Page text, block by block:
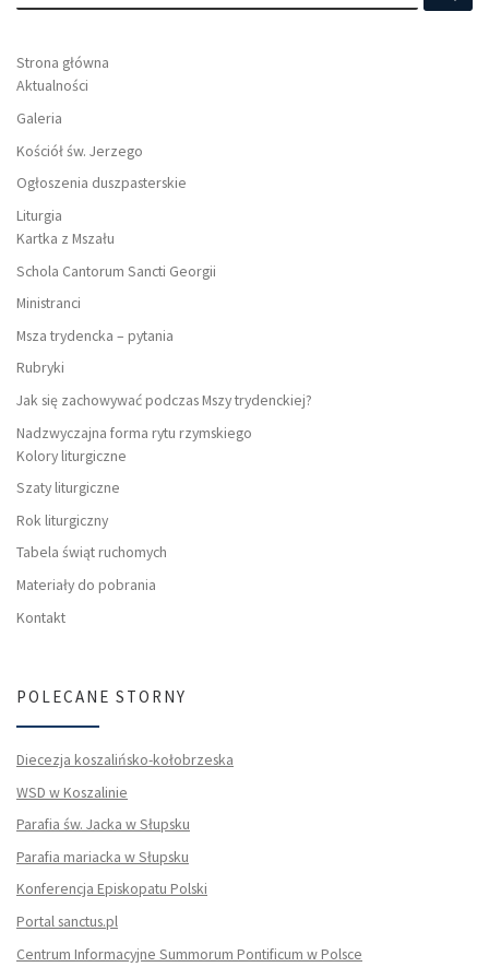
Strona główna
Aktualności
Galeria
Kościół św. Jerzego
Ogłoszenia duszpasterskie
Liturgia
Kartka z Mszału
Schola Cantorum Sancti Georgii
Ministranci
Msza trydencka – pytania
Rubryki
Jak się zachowywać podczas Mszy trydenckiej?
Nadzwyczajna forma rytu rzymskiego
Kolory liturgiczne
Szaty liturgiczne
Rok liturgiczny
Tabela świąt ruchomych
Materiały do pobrania
Kontakt
POLECANE STORNY
Diecezja koszalińsko-kołobrzeska
WSD w Koszalinie
Parafia św. Jacka w Słupsku
Parafia mariacka w Słupsku
Konferencja Episkopatu Polski
Portal sanctus.pl
Centrum Informacyjne Summorum Pontificum w Polsce